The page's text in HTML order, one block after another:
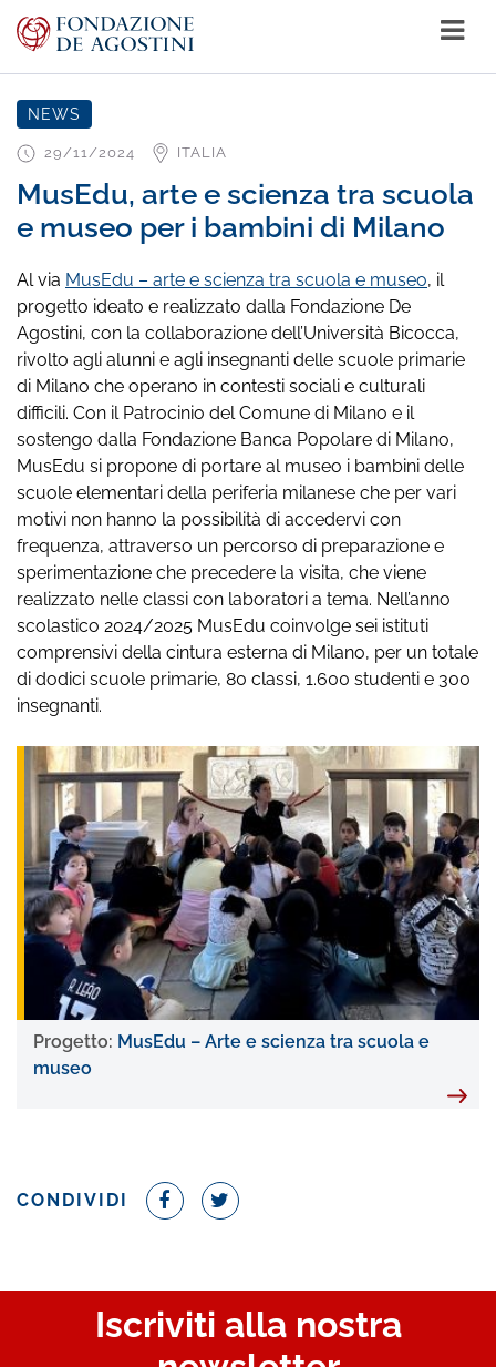
NEWS
29/11/2024 ITALIA
MusEdu, arte e scienza tra scuola
e museo per i bambini di Milano
Al via MusEdu – arte e scienza tra scuola e museo, il
progetto ideato e realizzato dalla Fondazione De
Agostini, con la collaborazione dell’Università Bicocca,
rivolto agli alunni e agli insegnanti delle scuole primarie
di Milano che operano in contesti sociali e culturali
difficili. Con il Patrocinio del Comune di Milano e il
sostengo dalla Fondazione Banca Popolare di Milano,
MusEdu si propone di portare al museo i bambini delle
scuole elementari della periferia milanese che per vari
motivi non hanno la possibilità di accedervi con
frequenza, attraverso un percorso di preparazione e
sperimentazione che precedere la visita, che viene
realizzato nelle classi con laboratori a tema. Nell’anno
scolastico 2024/2025 MusEdu coinvolge sei istituti
comprensivi della cintura esterna di Milano, per un totale
di dodici scuole primarie, 80 classi, 1.600 studenti e 300
insegnanti.
Progetto: MusEdu – Arte e scienza tra scuola e
museo
CONDIVIDI
Iscriviti alla nostra